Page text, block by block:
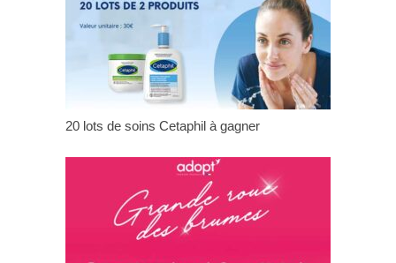
20 lots de soins Cetaphil à gagner